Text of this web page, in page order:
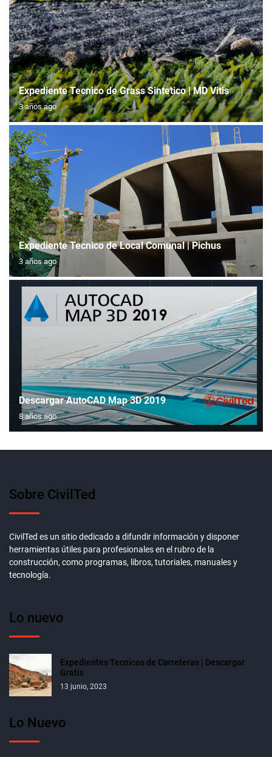
Expediente Tecnico de Grass Sintetico | MD Vitis
3 años ago
Expediente Tecnico de Local Comunal | Pichus
3 años ago
Descargar AutoCAD Map 3D 2019
8 años ago
Sobre CivilTed
CivilTed es un sitio dedicado a difundir información y disponer
herramientas útiles para profesionales en el rubro de la
construcción, como programas, libros, tutoriales, manuales y
tecnología.
Lo nuevo
Expedientes Tecnicos de Carreteras | Descargar
Gratis
13 junio, 2023
Lo Nuevo